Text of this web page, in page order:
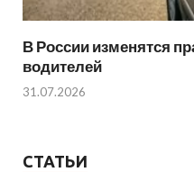
В России изменятся
водителей
31.07.2026
СТАТЬИ